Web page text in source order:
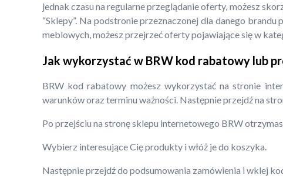
jednak czasu na regularne przeglądanie oferty, możesz
“Sklepy”. Na podstronie przeznaczonej dla danego
meblowych, możesz przejrzeć oferty pojawiające się w
Jak wykorzystać w BRW kod rabatowy lub
BRW kod rabatowy możesz wykorzystać na stronie
warunków oraz terminu ważności. Następnie przejdź na
Po przejściu na stronę sklepu internetowego BRW
Wybierz interesujące Cię produkty i włóż je do koszyka.
Następnie przejdź do podsumowania zamówienia i wklej